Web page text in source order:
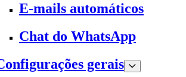
E-mails automáticos
Chat do WhatsApp
gerais